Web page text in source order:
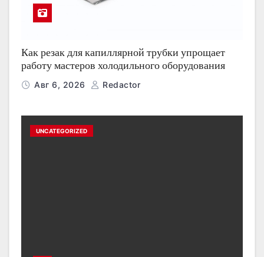
Как резак для капиллярной трубки упрощает
работу мастеров холодильного оборудования
Авг 6, 2026 Redactor
UNCATEGORIZED